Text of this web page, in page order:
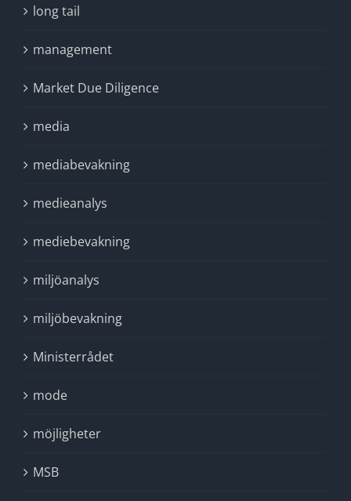
long tail
management
Market Due Diligence
media
mediabevakning
medieanalys
mediebevakning
miljöanalys
miljöbevakning
Ministerrådet
mode
möjligheter
MSB